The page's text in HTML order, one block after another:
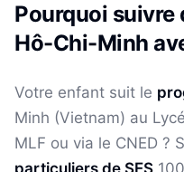
Pourquoi suivre
Hô-Chi-Minh
Votre enfant suit le
Minh (Vietnam) au
MLF ou via le CNED ?
particuliers de SES